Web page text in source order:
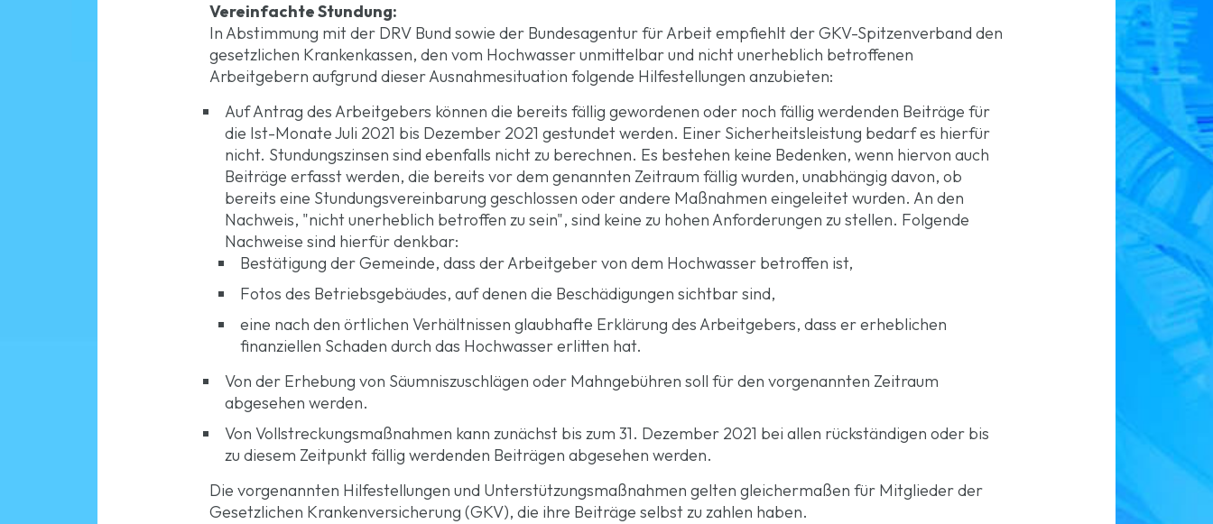
Vereinfachte Stundung:
In Abstimmung mit der DRV Bund sowie der Bundesagentur für Arbeit empfiehlt der GKV-Spitzenverband den
gesetzlichen Krankenkassen, den vom Hochwasser unmittelbar und nicht unerheblich betroffenen
Arbeitgebern aufgrund dieser Ausnahmesituation folgende Hilfestellungen anzubieten:
Auf Antrag des Arbeitgebers können die bereits fällig gewordenen oder noch fällig werdenden Beiträge für
die Ist-Monate Juli 2021 bis Dezember 2021 gestundet werden. Einer Sicherheitsleistung bedarf es hierfür
nicht. Stundungszinsen sind ebenfalls nicht zu berechnen. Es bestehen keine Bedenken, wenn hiervon auch
Beiträge erfasst werden, die bereits vor dem genannten Zeitraum fällig wurden, unabhängig davon, ob
bereits eine Stundungsvereinbarung geschlossen oder andere Maßnahmen eingeleitet wurden. An den
Nachweis, "nicht unerheblich betroffen zu sein", sind keine zu hohen Anforderungen zu stellen. Folgende
Nachweise sind hierfür denkbar:
Bestätigung der Gemeinde, dass der Arbeitgeber von dem Hochwasser betroffen ist,
Fotos des Betriebsgebäudes, auf denen die Beschädigungen sichtbar sind,
eine nach den örtlichen Verhältnissen glaubhafte Erklärung des Arbeitgebers, dass er erheblichen
finanziellen Schaden durch das Hochwasser erlitten hat.
Von der Erhebung von Säumniszuschlägen oder Mahngebühren soll für den vorgenannten Zeitraum
abgesehen werden.
Von Vollstreckungsmaßnahmen kann zunächst bis zum 31. Dezember 2021 bei allen rückständigen oder bis
zu diesem Zeitpunkt fällig werdenden Beiträgen abgesehen werden.
Die vorgenannten Hilfestellungen und Unterstützungsmaßnahmen gelten gleichermaßen für Mitglieder der
Gesetzlichen Krankenversicherung (GKV), die ihre Beiträge selbst zu zahlen haben.